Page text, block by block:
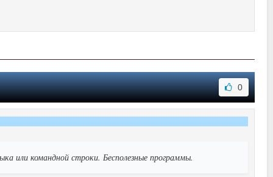
0
или командной строки. Бесполезные программы.